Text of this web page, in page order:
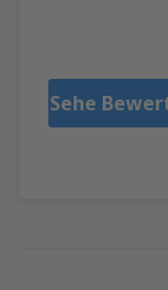
Sehe